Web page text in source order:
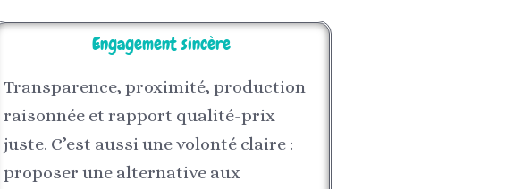
Engagement sincère
Transparence, proximité, production
raisonnée et rapport qualité-prix
juste. C’est aussi une volonté claire :
proposer une alternative aux